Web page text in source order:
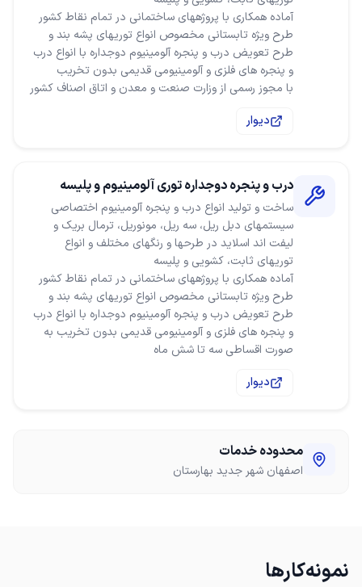
طرح ویژه تابستانی مخصوص انواع توریهای پشه بند و
طرح تعویض درب و پنجره آلومینیوم دوجداره با انواع درب
با مجوز رسمی از وزارت صنعت و معدن و اتاق اصناف کشور
دیوار
درب و پنجره دوجداره توری آلومینیوم و پلیسه
ساخت و تولید انواع درب و پنجره آلومینیوم اختصاصی
سیستمهای دبل ریل، سه ریل، مونوریل، ترمال بریک و
لیفت اند اسلاید در طرحها و رنگهای مختلف و انواع
طرح ویژه تابستانی مخصوص انواع توریهای پشه بند و
طرح تعویض درب و پنجره آلومینیوم دوجداره با انواع درب
و پنجره های فلزی و آلومینیومی قدیمی بدون تخریب به
صورت اقساطی سه تا شش ماه
دیوار
محدوده خدمات
اصفهان شهر جدید بهارستان
نمونه‌کارها